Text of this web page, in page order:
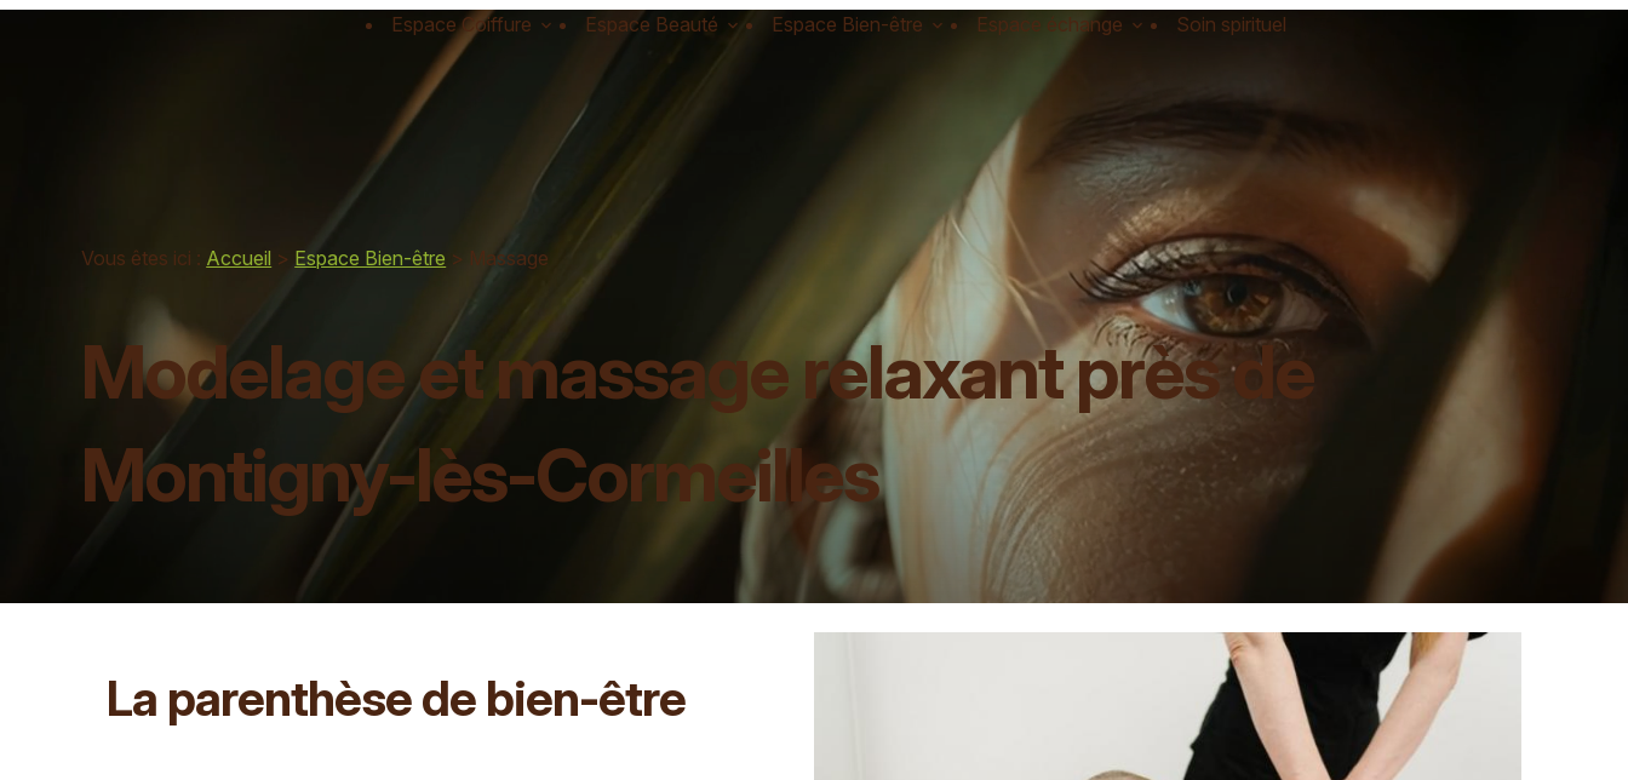
Espace Coiffure Espace Beauté Espace Bien-être Espace échange Soin spirituel
Vous êtes ici : Accueil > Espace Bien-être > Massage
Modelage et massage relaxant près de
Montigny-lès-Cormeilles
La parenthèse de bien-être
Panneau de gestion des cookies